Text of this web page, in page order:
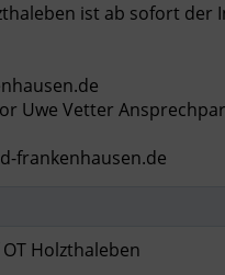
ist ab sofort der
Uwe Vetter
frankenhausen.de
Holzthaleben